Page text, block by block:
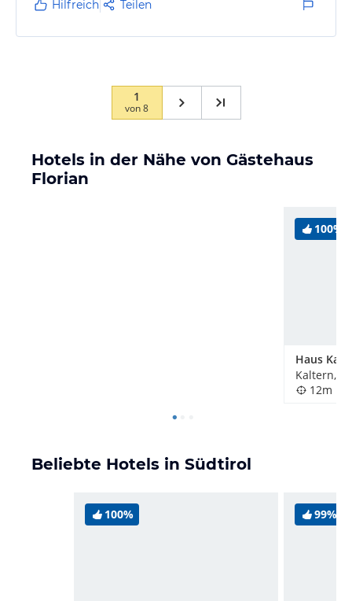
Hilfreich Teilen
1
von8
Hotels in der Nähe von Gästehaus
Florian
100%
Haus
Kaltern,
12m
Beliebte Hotels in Südtirol
100% 99%